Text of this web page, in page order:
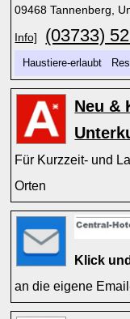
09468 Tannenberg,
Info] (03733)
Haustiere-erlaubt
Neu &
Für Kurzzeit- und
Orten
Klick
an die eigene